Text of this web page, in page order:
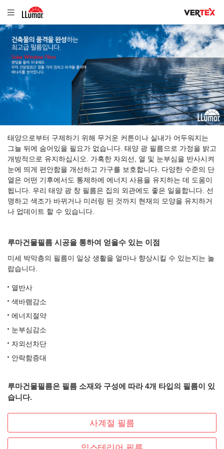
태양으로부터 구제하기 위해 무거운 커튼이나 실내가 어두워지는
그늘 뒤에 숨어있을 필요가 없습니다. 태양 광 필름으로 가정을 밝고
개방적으로 유지하십시오. 가혹한 자외선, 열 및 눈부심을 반사시켜
눈에 띄게 편안함을 개선하고 가구를 보호합니다. 다양한 수준의 단
열은 어떤 기후에서도 통제하에 에너지 사용을 유지하는 데 도움이
됩니다. 우리 태양 광 창 필름은 집의 외관에도 좋은 일을합니다. 선
명하고 색조가 바뀌거나 미러링 된 것까지 현재의 모양을 유지하거
나 업데이트 할 수 있습니다.
루마건물필름 시공을 통하여 얻을수 있는 이점
미세 박막층의 필름이 일상 생활을 얼마나 향상시킬 수 있는지는 놀
랍습니다.
열반사
색바램감소
에너지절약
눈부심감소
자외선차단
안락함증대
루마건물필름은 필름 소재와 구성에 따라 4개 타입의 필름이 있
습니다.
사계절 필름